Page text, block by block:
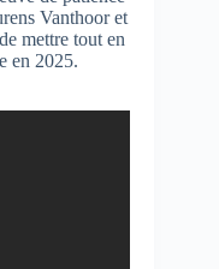
Vanthoor et
mettre tout en
en 2025.